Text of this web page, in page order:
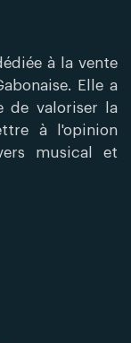
à la vente
Elle a
de valoriser la
à l'opinion
musical et